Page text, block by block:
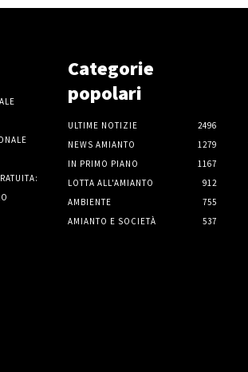
Categorie
popolari
ULTIME NOTIZIE
2496
NEWS AMIANTO
1279
IN PRIMO PIANO
1167
LOTTA ALL'AMIANTO
912
AMBIENTE
755
AMIANTO E SOCIETÀ
537